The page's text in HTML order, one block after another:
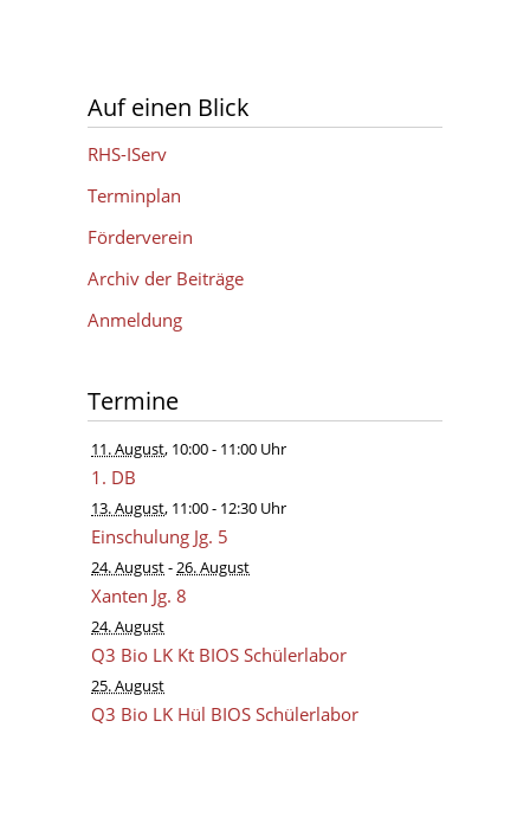
Auf einen Blick
RHS-IServ
Terminplan
Förderverein
Archiv der Beiträge
Anmeldung
Termine
11. August, 10:00- 11:00 Uhr
1. DB
13. August, 11:00- 12:30 Uhr
Einschulung Jg. 5
24. August-26. August
Xanten Jg. 8
24. August
Q3 Bio LK Kt BIOS Schülerlabor
25. August
Q3 Bio LK Hül BIOS Schülerlabor